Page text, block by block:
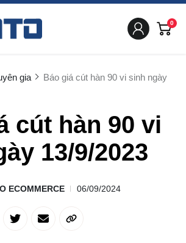
0
gia
Báo giá cút hàn 90 vi sinh ngày
cút hàn 90 vi
13/9/2023
ECOMMERCE 06/09/2024